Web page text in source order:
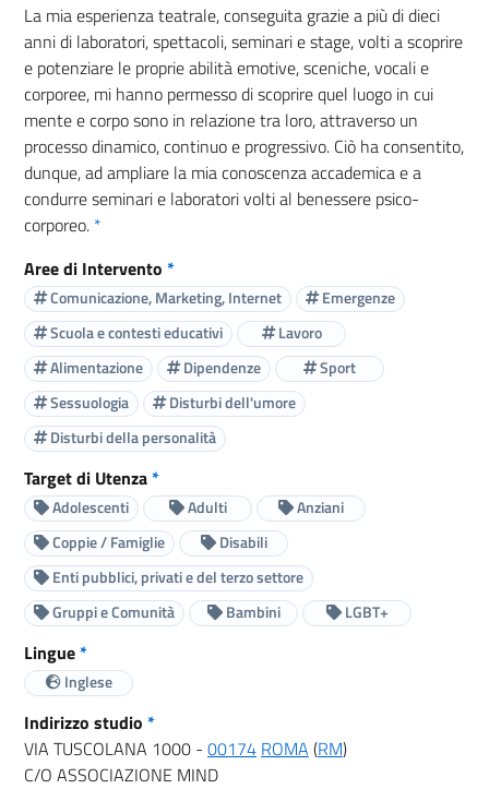
La mia esperienza teatrale, conseguita grazie a più di dieci
anni di laboratori, spettacoli, seminari e stage, volti a scoprire
e potenziare le proprie abilità emotive, sceniche, vocali e
corporee, mi hanno permesso di scoprire quel luogo in cui
mente e corpo sono in relazione tra loro, attraverso un
processo dinamico, continuo e progressivo. Ciò ha consentito,
dunque, ad ampliare la mia conoscenza accademica e a
condurre seminari e laboratori volti al benessere psico-
corporeo. *
Aree di Intervento *
Comunicazione, Marketing, Internet
Emergenze
Scuola e contesti educativi
Lavoro
Alimentazione
Dipendenze
Sport
Sessuologia
Disturbi dell'umore
Disturbi della personalità
Target di Utenza*
Adolescenti Adulti
Anziani
Coppie / Famiglie
Disabili
Enti pubblici, privati e del terzo settore
Gruppi e Comunità
Bambini LGBT+
Lingue*
Inglese
Indirizzo studio *
VIA TUSCOLANA 1000 - 00174 ROMA (RM)
C/O ASSOCIAZIONE MIND